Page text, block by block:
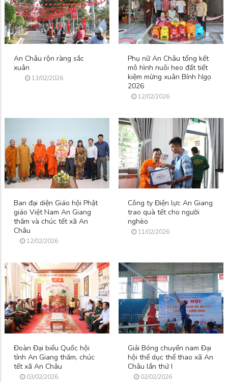
An Châu rộn ràng sắc
xuân
13/02/2026
Phụ nữ An Châu tổng kết
mô hình nuôi heo đất tiết
kiệm mừng xuân Bính Ngọ
2026
12/02/2026
Ban đại diện Giáo hội Phật
giáo Việt Nam An Giang
thăm và chúc tết xã An
Châu
12/02/2026
Công ty Điện lực An Giang
trao quà tết cho người
nghèo
11/02/2026
Đoàn Đại biểu Quốc hội
tỉnh An Giang thăm, chúc
tết xã An Châu
03/02/2026
Giải Bóng chuyền nam Đại
hội thể dục thể thao xã An
Châu lần thứ I
02/02/2026